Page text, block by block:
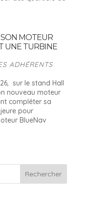
MOTEUR
UNE TURBINE
ADHÉRENTS
sur le stand Hall
nouveau moteur
compléter sa
pour
BlueNav